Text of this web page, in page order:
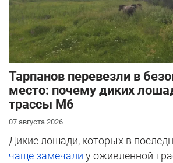
Тарпанов перевезли в
место: почему диких
трассы М6
07 августа 2026
Дикие лошади, которых в
чаще замечали у оживленной